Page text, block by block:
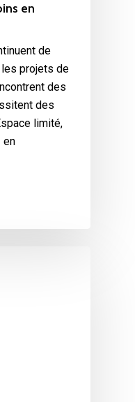
en
de
projets de
des
des
limité,
en